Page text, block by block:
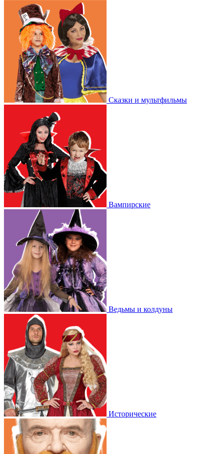
Сказки и мультфильмы
Вампирские
Ведьмы и колдуны
Исторические